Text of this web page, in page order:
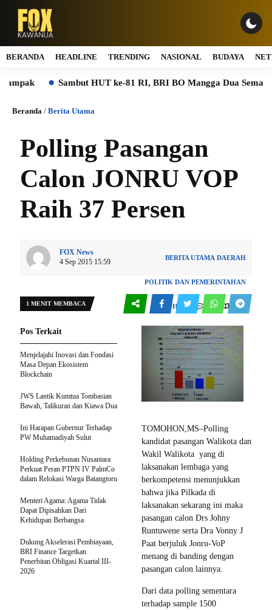
BERANDA HEADLINE TRENDING NASIONAL BUDAYA
Sambut HUT ke-81 RI, BRI BO Mangga Dua
Beranda / Berita Utama
Polling Pasangan
Calon JONRU VOP
Raih 37 Persen
FOX News
4 Sep 2015 15:59
BERITA UTAMA DAERAH
POLITIK DAN PEMERINTAHAN
TOMOHON 0 122
1 MENIT MEMBACA
TOMOHON,MS–Polling
kandidat pasangan Walikota dan
Wakil Walikota yang di
laksanakan lembaga yang
berkompetensi menunjukkan
bahwa jika Pilkada di
laksanakan sekarang ini maka
pasangan calon Drs Johny
Runtuwene serta Dra Vonny J
Paat berjuluk Jonru-VoP
menang di banding dengan
pasangan calon lainnya.
Dari data polling sementara
terhadap sample 1500
Pos Terkait
Menjelajahi Inovasi dan Fondasi
Masa Depan Ekosistem
Blockchain
JWS Lantik Kumtua Tombasian
Bawah, Talikuran dan Kiawa Dua
Ini Harapan Gubernur Terhadap
PW Muhamadiyah Sulut
Holding Perkebunan Nusantara
Perkuat Peran PTPN IV PalmCo
dalam Relokasi Warga Batangtoru
Menteri Agama: Agama Tidak
Dapat Dipisahkan Dari
Kehidupan Berbangsa
Dukung Akselerasi Pembiayaan,
BRI Finance Targetkan
Penerbitan Obligasi Kuartal III-
2026